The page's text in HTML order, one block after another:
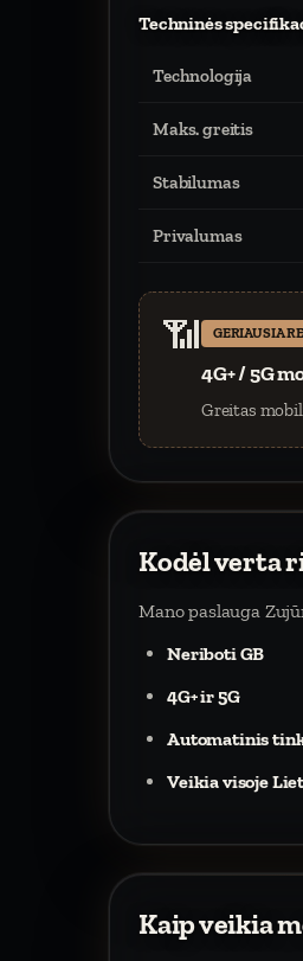
Techninės
Technologija
Maks. greitis
Stabilumas
Privalumas
📶 GERIAUSIA
4G+ / 5G
Greitas
Kodėl verta
Mano paslauga
Neriboti GB
4G+ ir 5G
Automatinis
Veikia visoje
Kaip veikia